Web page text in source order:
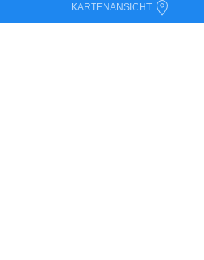
KARTENANSICHT